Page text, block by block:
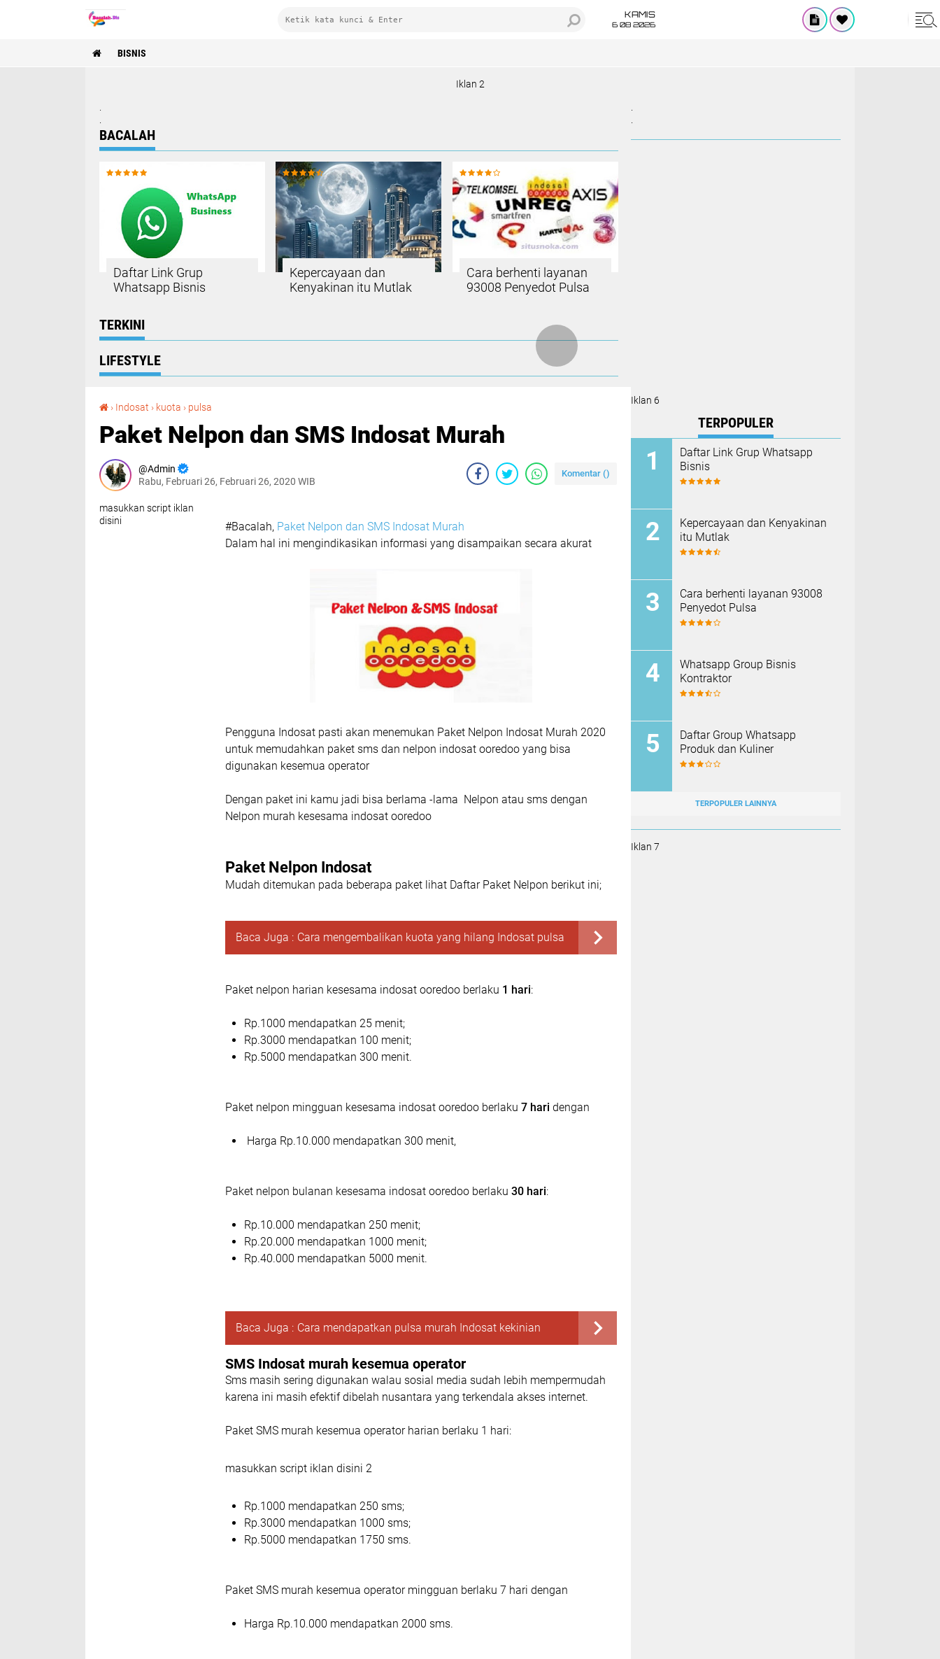
KAMIS
6 08 2026
BISNIS
Iklan 2
BACALAH
Daftar Link Grup
Whatsapp Bisnis
Kepercayaan dan
Kenyakinan itu Mutlak
Cara berhenti layanan
93008 Penyedot Pulsa
TERKINI
LIFESTYLE
› Indosat › kuota › pulsa
Paket Nelpon dan SMS Indosat Murah
Admin
Rabu, Februari 26, Februari 26, 2020 WIB
Komentar ()
masukkan script iklan
disini
#Bacalah, Paket Nelpon dan SMS Indosat Murah
Dalam hal ini mengindikasikan informasi yang disampaikan secara akurat
Pengguna Indosat pasti akan menemukan Paket Nelpon Indosat Murah 2020
untuk memudahkan paket sms dan nelpon indosat ooredoo yang bisa
digunakan kesemua operator
Dengan paket ini kamu jadi bisa berlama -lama Nelpon atau sms dengan
Nelpon murah kesesama indosat ooredoo
Paket Nelpon Indosat
Mudah ditemukan pada beberapa paket lihat Daftar Paket Nelpon berikut ini;
Baca Juga : Cara mengembalikan kuota yang hilang Indosat pulsa
Paket nelpon harian kesesama indosat ooredoo berlaku 1 hari:
Rp.1000 mendapatkan 25 menit;
Rp.3000 mendapatkan 100 menit;
Rp.5000 mendapatkan 300 menit.
Paket nelpon mingguan kesesama indosat ooredoo berlaku 7 hari dengan
Harga Rp.10.000 mendapatkan 300 menit,
Paket nelpon bulanan kesesama indosat ooredoo berlaku 30 hari:
Rp.10.000 mendapatkan 250 menit;
Rp.20.000 mendapatkan 1000 menit;
Rp.40.000 mendapatkan 5000 menit.
Baca Juga : Cara mendapatkan pulsa murah Indosat kekinian
SMS Indosat murah kesemua operator
Sms masih sering digunakan walau sosial media sudah lebih mempermudah
karena ini masih efektif dibelah nusantara yang terkendala akses internet.
Paket SMS murah kesemua operator harian berlaku 1 hari:
masukkan script iklan disini 2
Rp.1000 mendapatkan 250 sms;
Rp.3000 mendapatkan 1000 sms;
Rp.5000 mendapatkan 1750 sms.
Paket SMS murah kesemua operator mingguan berlaku 7 hari dengan
Harga Rp.10.000 mendapatkan 2000 sms.
Iklan 6
TERPOPULER
Daftar Link Grup Whatsapp
Bisnis
Kepercayaan dan Kenyakinan
itu Mutlak
Cara berhenti layanan 93008
Penyedot Pulsa
Whatsapp Group Bisnis
Kontraktor
Daftar Group Whatsapp
Produk dan Kuliner
TERPOPULER LAINNYA
Iklan 7